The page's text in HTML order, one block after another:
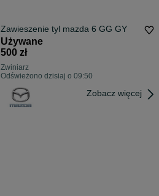
Zawieszenie tyl mazda 6 GG GY
Używane
500 zł
Zwiniarz
Odświeżono dzisiaj o 09:50
Zobacz więcej